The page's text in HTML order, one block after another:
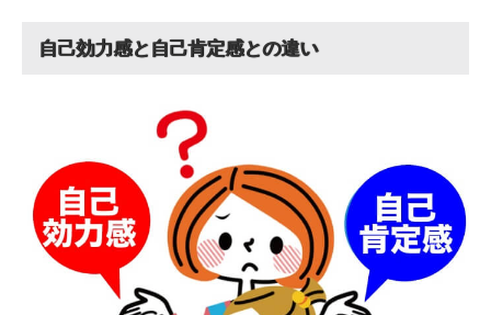
自己効力感と自己肯定感との違い